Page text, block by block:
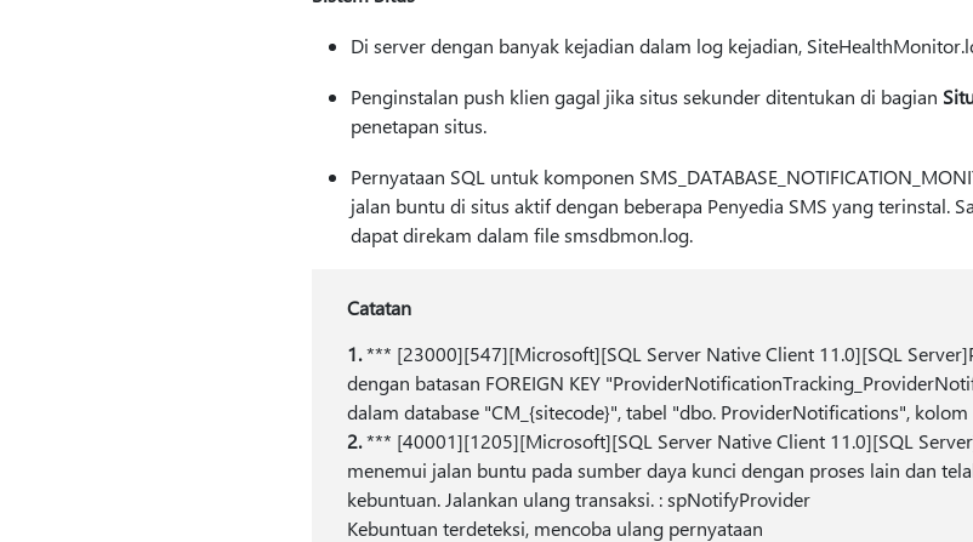
Di server dengan banyak kejadian dalam log kejadian,
Penginstalan push klien gagal jika situs sekunder ditentukan di bagian
penetapan situs.
Pernyataan SQL untuk komponen
jalan buntu di situs aktif dengan beberapa Penyedia SMS yang terinstal.
dapat direkam dalam file smsdbmon.log.
Catatan
1.*** [23000][547][Microsoft][SQL Server Native Client 11.0][SQL
dengan batasan FOREIGN KEY
dalam database "CM_{sitecode}", tabel "dbo. ProviderNotifications",
2.*** [40001][1205][Microsoft][SQL Server Native Client 11.0][SQL
menemui jalan buntu pada sumber daya kunci dengan proses lain dan
kebuntuan. Jalankan ulang transaksi. : spNotifyProvider
Kebuntuan terdeteksi, mencoba ulang pernyataan